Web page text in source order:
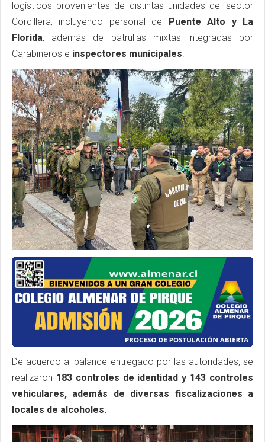
logísticos provenientes de distintas unidades del sector
Cordillera, incluyendo personal de Puente Alto y La
Florida, además de patrullas mixtas integradas por
Carabineros e inspectores municipales
De acuerdo al balance entregado por las autoridades, se
realizaron 183 controles de identidad y 143 controles
vehiculares, además de diversas fiscalizaciones a
locales de alcoholes.